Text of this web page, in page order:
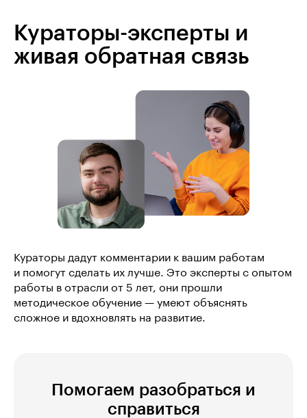
Кураторы-эксперты и
живая обратная связь
Кураторы дадут комментарии к вашим работам
и помогут сделать их лучше. Это эксперты с опытом
работы в отрасли от 5 лет, они прошли
методическое обучение — умеют объяснять
сложное и вдохновлять на развитие.
Помогаем разобраться и
справиться